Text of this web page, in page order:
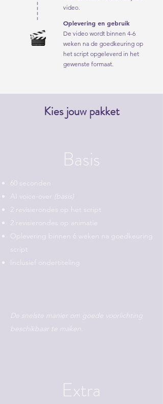
video.
Oplevering en gebruik
De video wordt binnen 4-6
weken na de goedkeuring op
het script opgeleverd in het
gewenste formaat.
Kies jouw pakket
Basis
60 seconden
AI voice-over
(basis)
2 revisierondes op het script
2 revisierondes op animatie
Oplevering binnen 6 weken na goedkeuring
script
Inclusief ondertiteling
De snelste manier om goede voorlichting
beschikbaar te maken.
Extra